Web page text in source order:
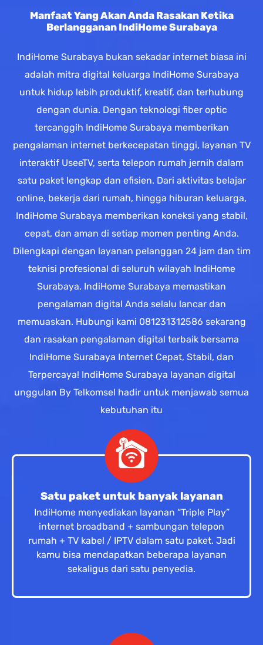
Manfaat Yang Akan Anda Rasakan Ketika
Berlangganan IndiHome Surabaya
IndiHome Surabaya bukan sekadar internet biasa ini
adalah mitra digital keluarga IndiHome Surabaya
untuk hidup lebih produktif, kreatif, dan terhubung
dengan dunia. Dengan teknologi fiber optic
tercanggih IndiHome Surabaya memberikan
pengalaman internet berkecepatan tinggi, layanan TV
interaktif UseeTV, serta telepon rumah jernih dalam
satu paket lengkap dan efisien. Dari aktivitas belajar
online, bekerja dari rumah, hingga hiburan keluarga,
IndiHome Surabaya memberikan koneksi yang stabil,
cepat, dan aman di setiap momen penting Anda.
Dilengkapi dengan layanan pelanggan 24 jam dan tim
teknisi profesional di seluruh wilayah IndiHome
Surabaya, IndiHome Surabaya memastikan
pengalaman digital Anda selalu lancar dan
memuaskan. Hubungi kami 081231312586 sekarang
dan rasakan pengalaman digital terbaik bersama
IndiHome Surabaya Internet Cepat, Stabil, dan
Terpercaya! IndiHome Surabaya layanan digital
unggulan By Telkomsel hadir untuk menjawab semua
kebutuhan itu
Satu paket untuk banyak layanan
IndiHome menyediakan layanan “Triple Play”
internet broadband + sambungan telepon
rumah + TV kabel / IPTV dalam satu paket. Jadi
kamu bisa mendapatkan beberapa layanan
sekaligus dari satu penyedia.